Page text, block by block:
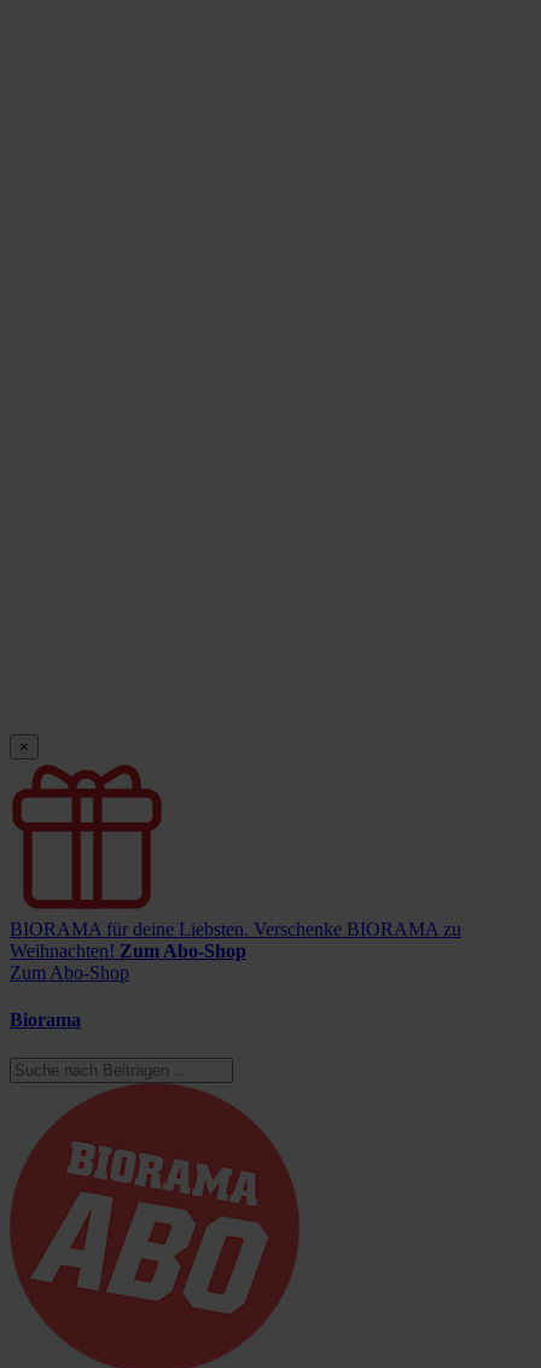
×
BIORAMA für deine Liebsten. Verschenke BIORAMA zu
Weihnachten! Zum Abo-Shop
Zum Abo-Shop
Biorama